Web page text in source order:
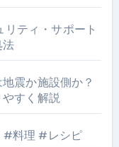
リティ・サポート
法
震か施設側か？
すく解説
#料理 #レシピ